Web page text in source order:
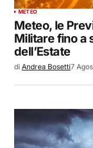
METEO
Meteo, le
Militare fino a
dell’Estate
di Andrea Bosetti7